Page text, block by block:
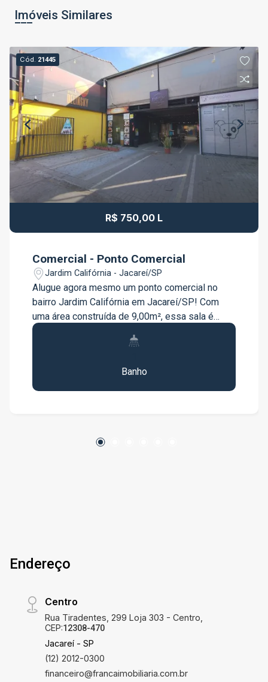
Imóveis Similares
Cód. 21445
R$ 750,00 L
Comercial - Ponto Comercial
Jardim Califórnia - Jacareí/SP
Alugue agora mesmo um ponto comercial no
bairro Jardim Califórnia em Jacareí/SP! Com
uma área construída de 9,00m², essa sala é
perfeita para quem busca um espaço para o seu
serviços, restaurantes, farmácias e muito mais.
Além disso, o bairro Jardim Califórnia é
acabamentos de qualidade e está pronta para
contato conosco e garanta já o seu espaço!
Banho
Endereço
Centro
Rua Tiradentes, 299 Loja 303 - Centro,
CEP:12308-470
Jacareí - SP
(12) 2012-0300
financeiro@francaimobiliaria.com.br